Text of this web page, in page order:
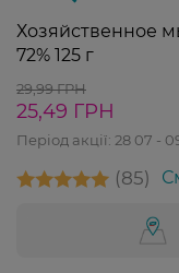
Хозяйственное
72% 125 г
29,99 ГРН
25,49 ГРН
Період акції: 28 07 -
85